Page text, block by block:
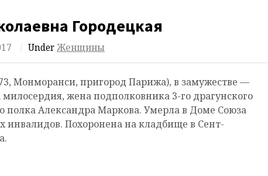
Городецкая
/ UnderЖенщины
Монморанси, пригород Парижа), в замужестве —
жена подполковника 3-го драгунского
полка Александра Маркова. Умерла в Доме Союза
инвалидов. Похоронена на кладбище в Сент-